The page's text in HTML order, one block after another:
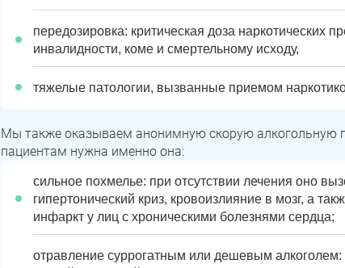
передозировка: критическая доза наркотических
инвалидности, коме и смертельному исходу,
тяжелые патологии, вызванные приемом
Мы также оказываем анонимную скорую алкогольную
пациентам нужна именно она:
сильное похмелье: при отсутствии лечения оно
гипертонический криз, кровоизлияние в мозг, а
инфаркт у лиц с хроническими болезнями сердца;
отравление суррогатным или дешевым алкоголем: